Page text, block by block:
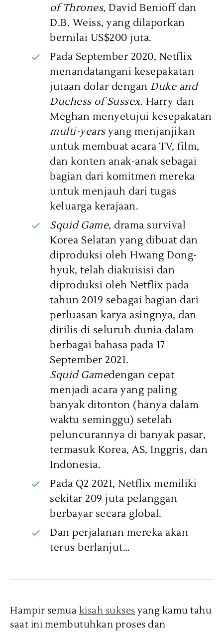
of Thrones, David Benioff dan
D.B. Weiss, yang dilaporkan
bernilai US$200 juta.
Pada September 2020, Netflix
menandatangani kesepakatan
jutaan dolar dengan Duke and
Duchess of Sussex. Harry dan
Meghan menyetujui kesepakatan
multi-yearsyang menjanjikan
untuk membuat acara TV, film,
dan konten anak-anak sebagai
bagian dari komitmen mereka
untuk menjauh dari tugas
keluarga kerajaan.
Squid Game, drama survival
Korea Selatan yang dibuat dan
diproduksi oleh Hwang Dong-
hyuk, telah diakuisisi dan
diproduksi oleh Netflix pada
tahun 2019 sebagai bagian dari
perluasan karya asingnya, dan
dirilis di seluruh dunia dalam
berbagai bahasa pada 17
September 2021.
Squid Gamedengan cepat
menjadi acara yang paling
banyak ditonton (hanya dalam
waktu seminggu) setelah
peluncurannya di banyak pasar,
termasuk Korea, AS, Inggris, dan
Indonesia.
Pada Q2 2021, Netflix memiliki
sekitar 209 juta pelanggan
berbayar secara global.
Dan perjalanan mereka akan
terus berlanjut…
Hampir semua kisah sukses yang kamu tahu
saat ini membutuhkan proses dan